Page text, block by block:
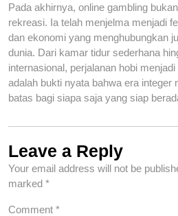
Pada akhirnya, online gambling
rekreasi. Ia telah menjelma menjadi
dan ekonomi yang menghubungkan
dunia. Dari kamar tidur sederhana
internasional, perjalanan hobi
adalah bukti nyata bahwa era integer
batas bagi siapa saja yang siap
Leave a Reply
Your email address will not be
marked *
Comment *